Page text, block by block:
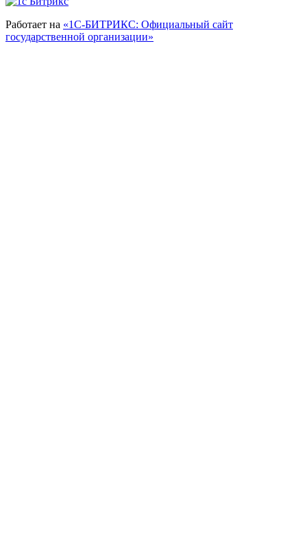
Работает на «1С-БИТРИКС: Официальный сайт
государственной организации»